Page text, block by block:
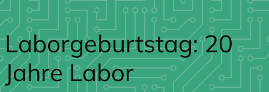
Zum Hauptteil springen
Laborgeburtstag: 20
Jahre Labor